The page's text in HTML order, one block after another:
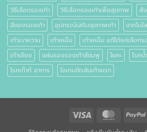
วิธีเลือกรองเท้า
วิธีเลือกรองเท้าเพื่อสุขภาพ
สั่
สีของรองเท้า
อุปกรณ์เสริมสุขภาพเท้า
เทคโน
เท้าเบาหวาน
เท้าเหม็น
เท้าเหม็น แก้ได้แค่เลือกร
เท้าเอียง
แผ่นรองรองเท้าสีชมพู โยคะ
โรคน้
โรคเก๊าท์ อาการ
ไอเทมขัดส้นเท้าแตก
Visa